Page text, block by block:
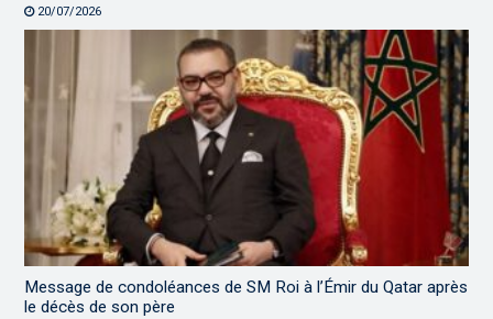
20/07/2026
Message de condoléances de SM Roi à l’Émir du Qatar après
le décès de son père